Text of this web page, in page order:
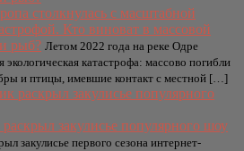
столкнулась с масштабной
Кто виноват в массовой
рыб? Летом 2022 года на реке Одре
катастрофа: массово погибли
и птицы, имевшие контакт с местной […]
закулисье популярного шоу
закулисье первого сезона интернет-